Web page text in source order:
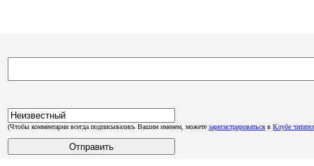
(Чтобы комментарии всегда подписывались Вашим именем, можете зарегистрироваться в Клубе